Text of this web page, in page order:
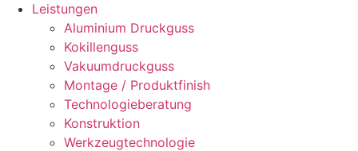
Leis­tun­gen
Alu­mi­ni­um Druck­guss
Kokil­len­guss
Vaku­um­druck­guss
Mon­ta­ge / Pro­dukt­fi­nish
Tech­no­lo­gie­be­ra­tung
Kon­struk­ti­on
Werk­zeug­tech­no­lo­gie